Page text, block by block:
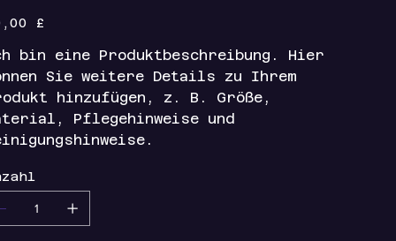
£
bin eine Produktbeschreibung. Hier
Sie weitere Details zu Ihrem
hinzufügen, z. B. Größe,
Pflegehinweise und